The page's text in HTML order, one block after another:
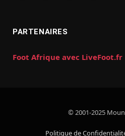
PARTENAIRES
Foot Afrique avec LiveFoot.fr
© 2001-2025
Politique de